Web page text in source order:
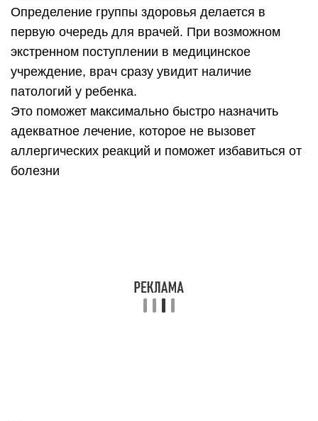
Определение группы здоровья делается в
первую очередь для врачей. При возможном
экстренном поступлении в медицинское
учреждение, врач сразу увидит наличие
патологий у ребенка.
Это поможет максимально быстро назначить
адекватное лечение, которое не вызовет
аллергических реакций и поможет избавиться от
болезни